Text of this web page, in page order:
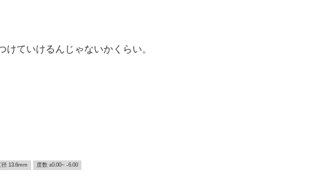
ていけるんじゃないかくらい。
径 13.6mm 度数 ±0.00~ -6.00